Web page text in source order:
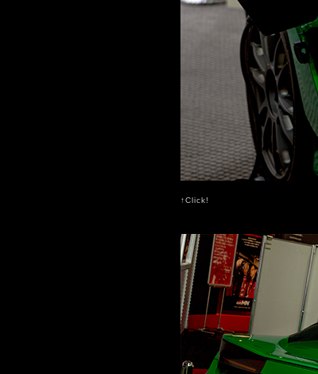
↑Click!